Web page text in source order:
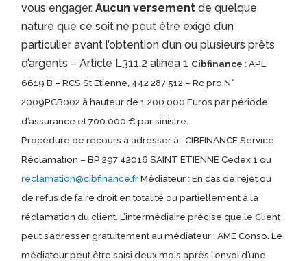
vous engager.Aucun versement de quelque
nature que ce soit ne peut être exigé d’un
particulier avant l’obtention d’un ou plusieurs prêts
d’argents – Article L311.2 alinéa 1 Cibfinance: APE
6619 B – RCS St Etienne, 442 287 512 – Rc pro N°
2009PCB002 à hauteur de 1.200.000 Euros par période
d’assurance et 700.000 € par sinistre.
Procédure de recours à adresser à : CIBFINANCE Service
Réclamation – BP 297 42016 SAINT ETIENNE Cedex 1 ou
reclamation@cibfinance.frMédiateur : En cas de rejet ou
de refus de faire droit en totalité ou partiellement à la
réclamation du client. L’intermédiaire précise que le Client
peut s’adresser gratuitement au médiateur : AME Conso. Le
médiateur peut être saisi deux mois après l’envoi d’une